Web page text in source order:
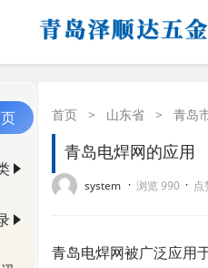
首页 > 山东省 > 青岛
青岛电焊网的应用
system · 浏览 990 · 点
青岛电焊网被广泛应用